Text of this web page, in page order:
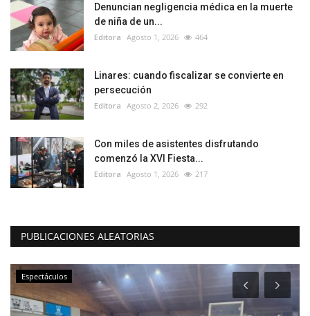
Denuncian negligencia médica en la muerte
de niña de un...
Editora Agosto 1, 2026 464
Linares: cuando fiscalizar se convierte en
persecución
Editora Agosto 2, 2026 292
Con miles de asistentes disfrutando
comenzó la XVI Fiesta...
Editora Agosto 1, 2026 217
PUBLICACIONES ALEATORIAS
Espectáculos